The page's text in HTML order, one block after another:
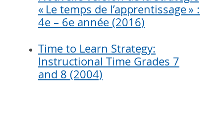
« Le temps de l’apprentissage » :
4e – 6e année (2016)
Time to Learn Strategy:
Instructional Time Grades 7
and 8 (2004)